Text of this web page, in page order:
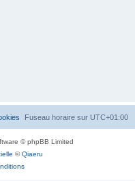
Fuseau horaire sur UTC+01:00
© phpBB Limited
©Qiaeru